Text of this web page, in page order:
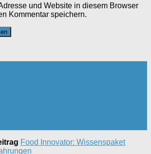
und Website in diesem Browser
Kommentar speichern.
Food Innovator: Wissenspaket